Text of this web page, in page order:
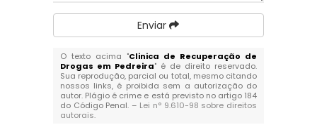
Enviar
O texto acima "Clinica de Recuperação de
Drogas em Pedreira" é de direito reservado.
Sua reprodução, parcial ou total, mesmo citando
nossos links, é proibida sem a autorização do
autor. Plágio é crime e está previsto no artigo 184
do Código Penal. – Lei n° 9.610-98 sobre direitos
autorais.